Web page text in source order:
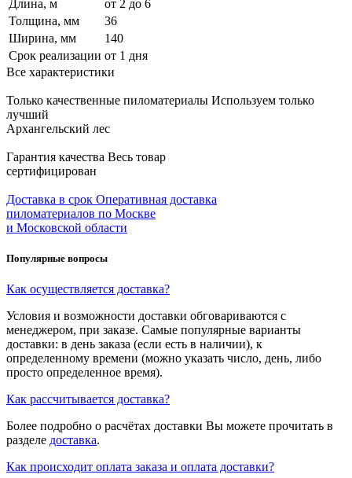
Длина, м
от 2 до 6
Толщина, мм
36
Ширина, мм
140
Срок реализации от 1 дня
Все характеристики
Только качественные пиломатериалы Используем только
лучший
Архангельский лес
Гарантия качества Весь товар
сертифицирован
Доставка в срок Оперативная доставка
пиломатериалов по Москве
и Московской области
Популярные вопросы
Как осуществляется доставка?
Условия и возможности доставки обговариваются с
менеджером, при заказе. Самые популярные варианты
доставки: в день заказа (если есть в наличии), к
определенному времени (можно указать число, день, либо
просто определенное время).
Как рассчитывается доставка?
Более подробно о расчётах доставки Вы можете прочитать в
разделе доставка.
Как происходит оплата заказа и оплата доставки?